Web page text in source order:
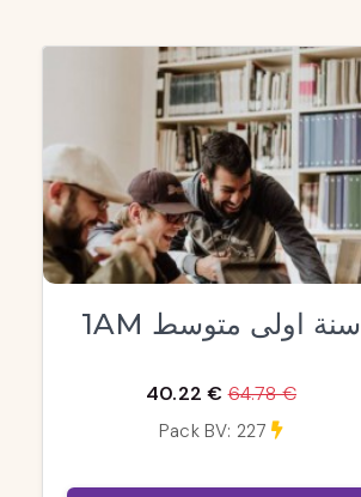
1AM سنة اولى متوسط
40.22 € 64.78 €
Pack BV: 227